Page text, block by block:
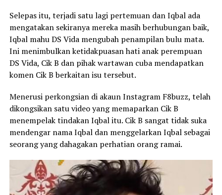
Selepas itu, terjadi satu lagi pertemuan dan Iqbal ada
mengatakan sekiranya mereka masih berhubungan baik,
Iqbal mahu DS Vida mengubah penampilan bulu mata.
Ini menimbulkan ketidakpuasan hati anak perempuan
DS Vida, Cik B dan pihak wartawan cuba mendapatkan
komen Cik B berkaitan isu tersebut.
Menerusi perkongsian di akaun Instagram F8buzz, telah
dikongsikan satu video yang memaparkan Cik B
menempelak tindakan Iqbal itu. Cik B sangat tidak suka
mendengar nama Iqbal dan menggelarkan Iqbal sebagai
seorang yang dahagakan perhatian orang ramai.